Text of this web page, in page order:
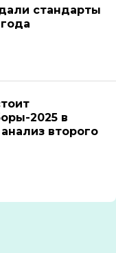
стандарты
2025 в
второго